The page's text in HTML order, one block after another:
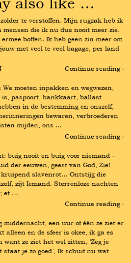
te verstoffen. Mijn rugzak heb ik
mensen die ik nu dus nooit meer zie.
boffen. Ik heb geen zin meer om
met veel te veel bagage, per land
Continue reading ›
moeten inpakken en wegwezen,
is, paspoort, bankkaart, ballast
in de bestemming en onszelf,
bewaren, verbroederen
mijden, ons …
Continue reading ›
buig nooit en buig voor niemand –
der eeuwen, geest van God, Zie!
slavenrot… Ontstijg die
zijt Iemand. Sterrenloze nachten
et …
Continue reading ›
middernacht, een uur of één ze ziet er
alleen en de sfeer is okee, ik ga es
ze ziet het wel zitten, ‘Zeg je
staat je zo goed’, Ik schuif nu wat